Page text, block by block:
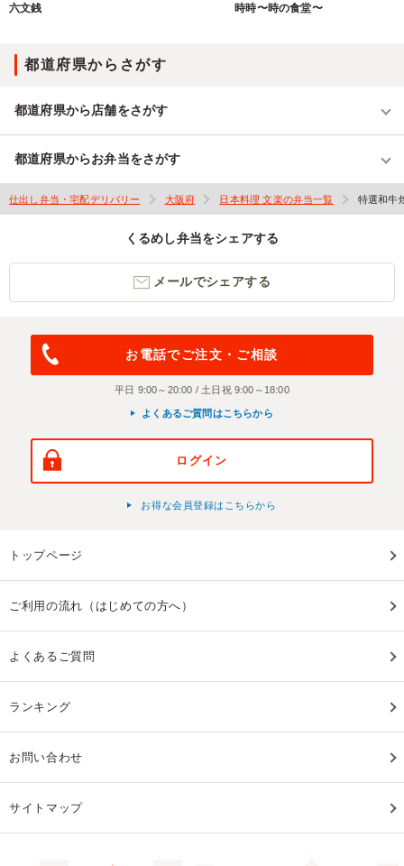
六文銭 時時〜時の食堂〜
都道府県からさがす
都道府県から店舗をさがす
都道府県からお弁当をさがす
仕出し弁当・宅配デリバリー 大阪府 日本料理 文楽の弁当一覧 特選和牛
くるめし弁当をシェアする
メールでシェアする
お電話でご注文・ご相談
平日 9:00～20:00 / 土日祝 9:00～18:00
よくあるご質問はこちらから
ログイン
お得な会員登録はこちらから
トップページ
ご利用の流れ（はじめての方へ）
よくあるご質問
ランキング
お問い合わせ
サイトマップ